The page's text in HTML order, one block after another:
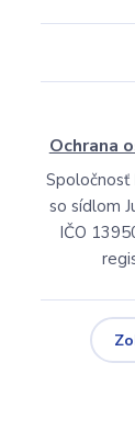
Ochrana
Spoločnosť
so sídlom
IČO